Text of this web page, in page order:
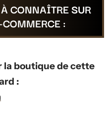
CONNAÎTRE SUR
:
la boutique de cette
: